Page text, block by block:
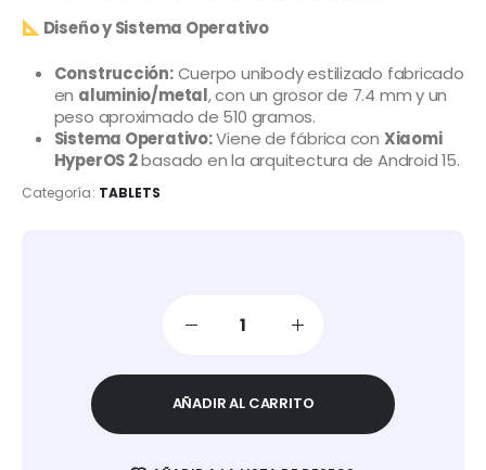
Diseño y Sistema Operativo
Construcción:Cuerpo unibody estilizado fabricado
en aluminio/metal, con un grosor de 7.4 mm y un
peso aproximado de 510 gramos.
Sistema Operativo:Viene de fábrica con Xiaomi
HyperOS 2basado en la arquitectura de Android 15.
Categoría: TABLETS
AÑADIR AL CARRITO